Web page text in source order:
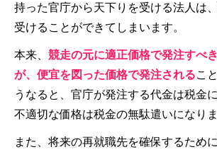
持った官庁から天下りを受ける法人は
受けることができてしまいます。
本来、 競走の元に適正価格で発注すべ
が、便宜を図った価格で発注されるこ
うなると、官庁が発注する代金は税金
不適切な価格は税金の無駄遣いになりま
また、将来の再就職先を確保するため